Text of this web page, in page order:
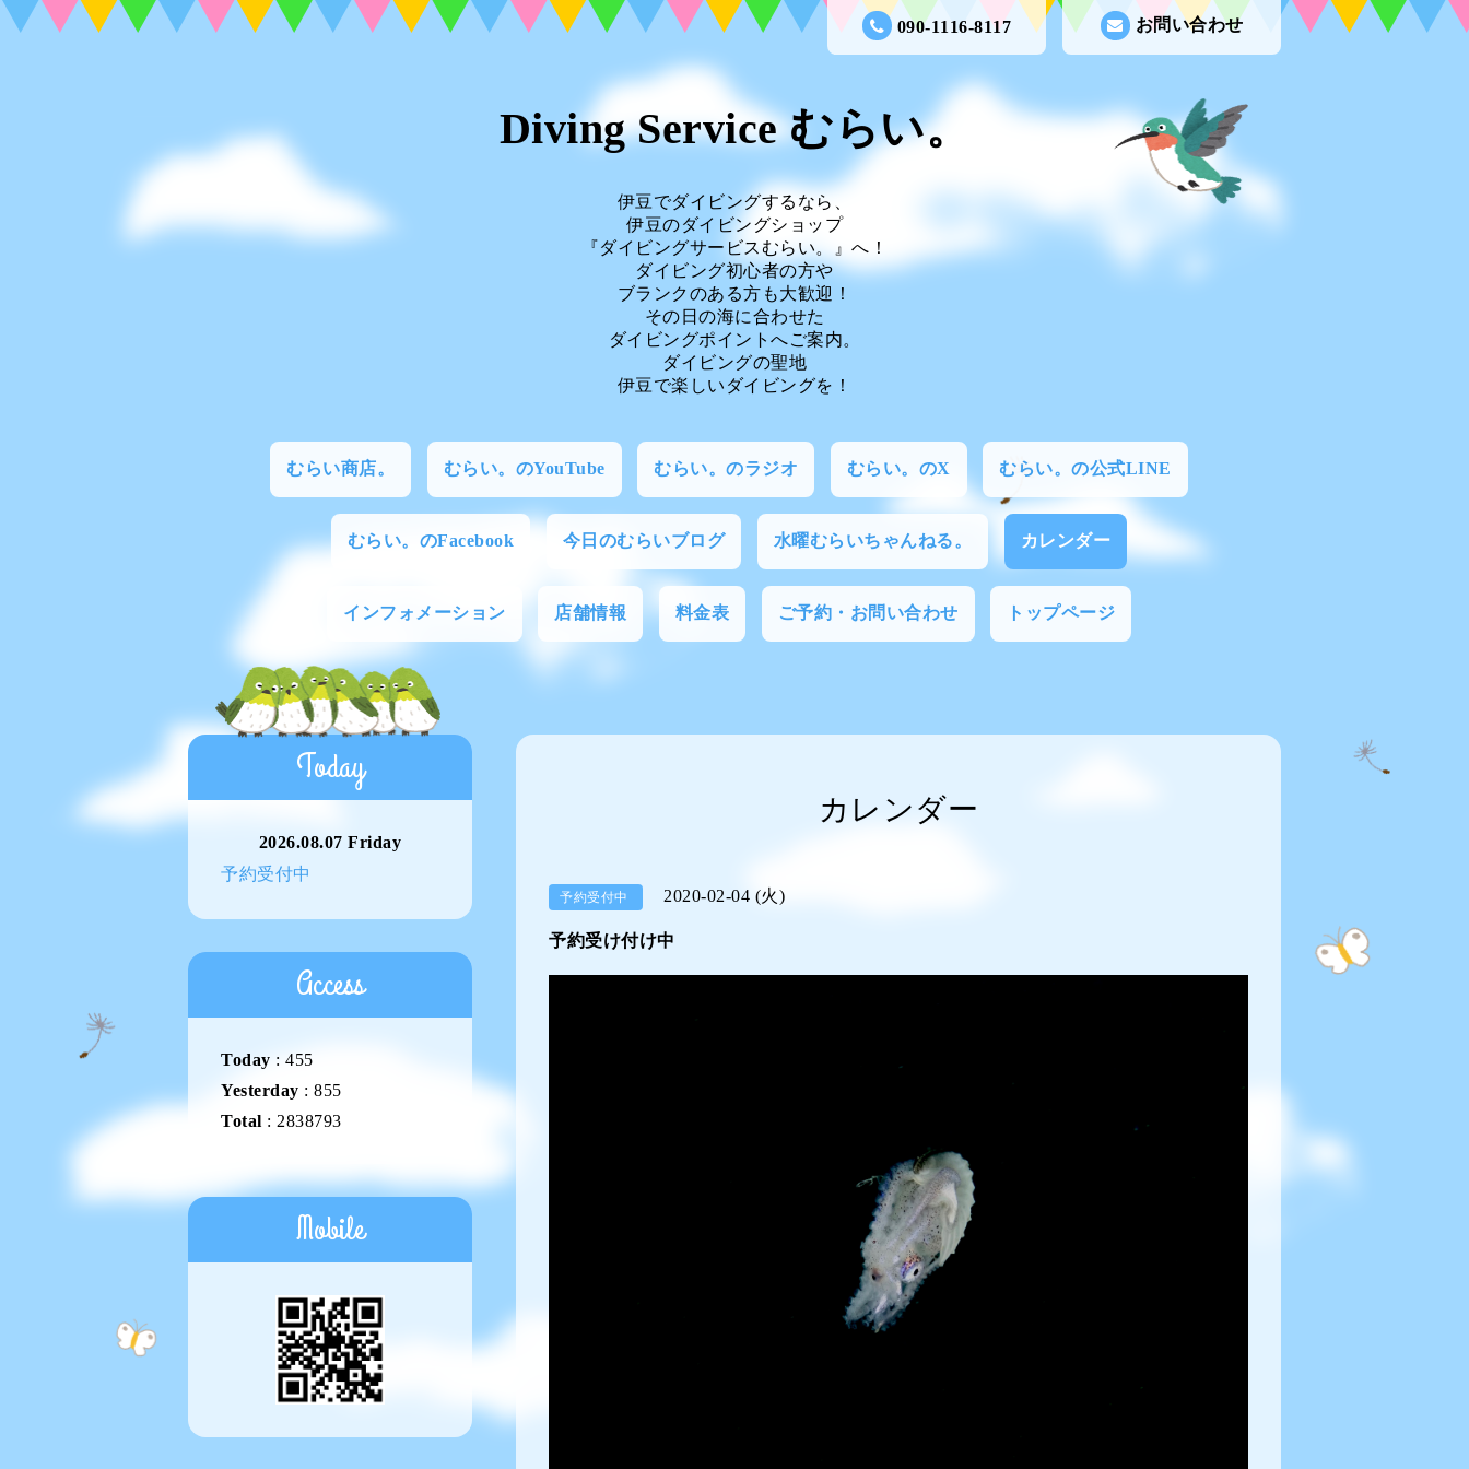
お問い合わせ
090-1116-8117
Diving Service むらい。
伊豆でダイビングするなら、
伊豆のダイビングショップ
『ダイビングサービスむらい。』へ！
ダイビング初心者の方や
ブランクのある方も大歓迎！
その日の海に合わせた
ダイビングポイントへご案内。
ダイビングの聖地
伊豆で楽しいダイビングを！
むらい商店。 むらい。のYouTube むらい。のラジオ むらい。のX むらい。の公式LINE
むらい。のFacebook 今日のむらいブログ 水曜むらいちゃんねる。 カレンダー
インフォメーション 店舗情報 料金表 ご予約・お問い合わせ トップページ
カレンダー
予約受付中 2020-02-04 (火)
予約受け付け中
Today
2026.08.07 Friday
予約受付中
Access
Today : 455
Yesterday : 855
Total : 2838793
Mobile